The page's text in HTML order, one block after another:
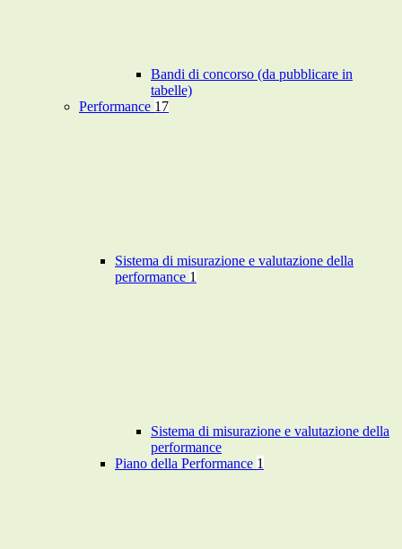
Bandi di concorso (da pubblicare in
tabelle)
Performance 17
Sistema di misurazione e valutazione della
performance 1
Sistema di misurazione e valutazione della
performance
Piano della Performance 1